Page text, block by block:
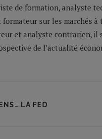
de formation, analyste
sur les marchés
et analyste contrarien,
de l’actualité
LA FED